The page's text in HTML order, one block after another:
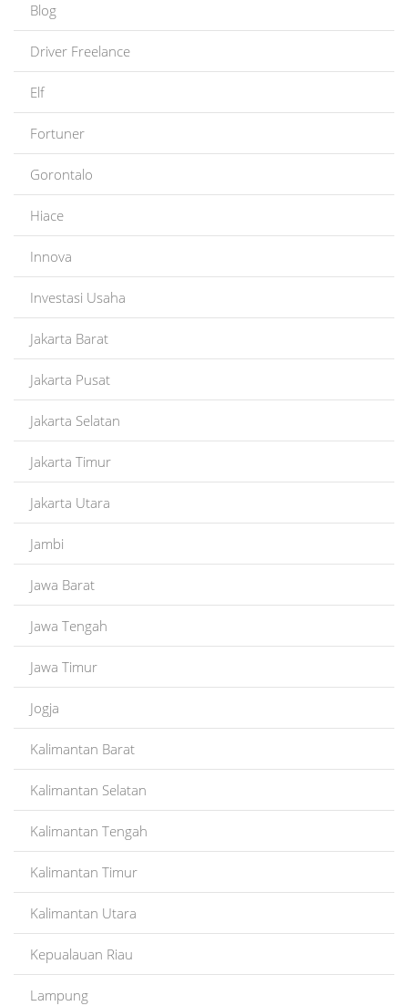
Blog
Driver Freelance
Elf
Fortuner
Gorontalo
Hiace
Innova
Investasi Usaha
Jakarta Barat
Jakarta Pusat
Jakarta Selatan
Jakarta Timur
Jakarta Utara
Jambi
Jawa Barat
Jawa Tengah
Jawa Timur
Jogja
Kalimantan Barat
Kalimantan Selatan
Kalimantan Tengah
Kalimantan Timur
Kalimantan Utara
Kepualauan Riau
Lampung